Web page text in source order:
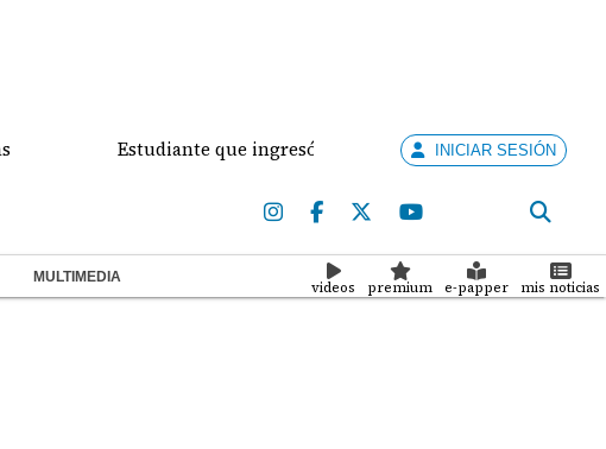
Estudiante que ingresó con un arma de fuego al 'Dolores Moscote'
INICIAR SESIÓN
MULTIMEDIA
videos premium e-papper mis noticias